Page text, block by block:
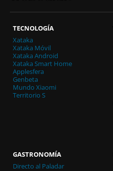
TECNOLOGÍA
Xataka
Xataka Móvil
Xataka Android
Xataka Smart Home
Applesfera
Genbeta
Mundo Xiaomi
Territorio S
GASTRONOMÍA
Directo al Paladar